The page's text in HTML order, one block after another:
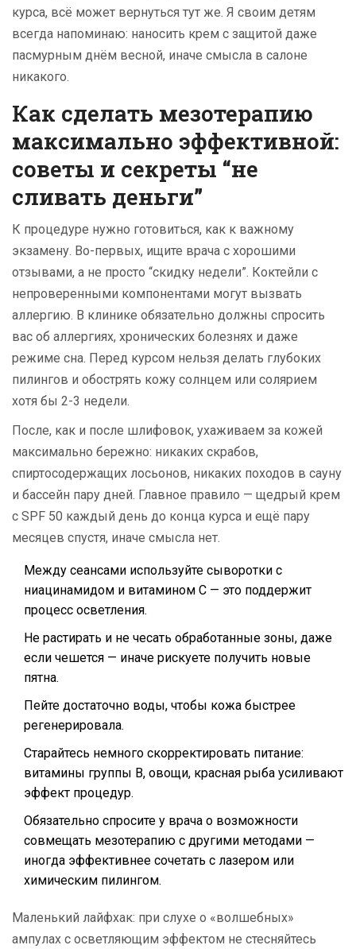
курса, всё может вернуться тут же. Я своим детям
всегда напоминаю: наносить крем с защитой даже
пасмурным днём весной, иначе смысла в салоне
никакого.
Как сделать мезотерапию
максимально эффективной:
советы и секреты “не
сливать деньги”
К процедуре нужно готовиться, как к важному
экзамену. Во-первых, ищите врача с хорошими
отзывами, а не просто “скидку недели”. Коктейли с
непроверенными компонентами могут вызвать
аллергию. В клинике обязательно должны спросить
вас об аллергиях, хронических болезнях и даже
режиме сна. Перед курсом нельзя делать глубоких
пилингов и обострять кожу солнцем или солярием
хотя бы 2-3 недели.
После, как и после шлифовок, ухаживаем за кожей
максимально бережно: никаких скрабов,
спиртосодержащих лосьонов, никаких походов в сауну
и бассейн пару дней. Главное правило — щедрый крем
с SPF 50 каждый день до конца курса и ещё пару
месяцев спустя, иначе смысла нет.
Между сеансами используйте сыворотки с
ниацинамидом и витамином С — это поддержит
процесс осветления.
Не растирать и не чесать обработанные зоны, даже
если чешется — иначе рискуете получить новые
пятна.
Пейте достаточно воды, чтобы кожа быстрее
регенерировала.
Старайтесь немного скорректировать питание:
витамины группы В, овощи, красная рыба усиливают
эффект процедур.
Обязательно спросите у врача о возможности
совмещать мезотерапию с другими методами —
иногда эффективнее сочетать с лазером или
химическим пилингом.
Маленький лайфхак: при слухе о «волшебных»
ампулах с осветляющим эффектом не стесняйтесь